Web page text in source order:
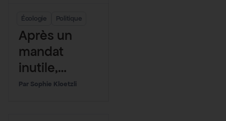
Écologie Politique
Après un
mandat
inutile,
Monique
Sophie Kloetzli